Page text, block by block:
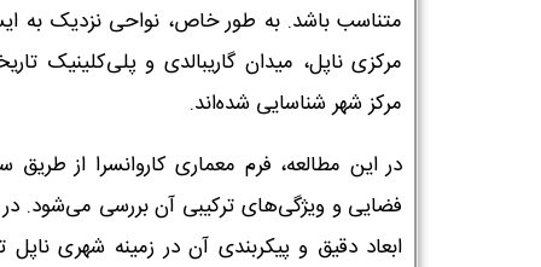
متناسب باشد. به طور خاص، نواحی نزدیک به
مرکزی ناپل، میدان گاریبالدی و پلی‌کلینیک
مرکز شهر شناسایی شده‌اند.
در این مطالعه، فرم معماری کاروانسرا از طریق
فضایی و ویژگی‌های ترکیبی آن بررسی می‌شود. در
ابعاد دقیق و پیکربندی آن در زمینه شهری ناپل